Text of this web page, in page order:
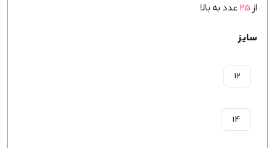
از25عدد به بالا
سایز
12
14